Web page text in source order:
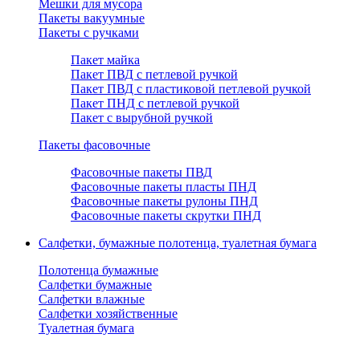
Мешки для мусора
Пакеты вакуумные
Пакеты с ручками
Пакет майка
Пакет ПВД с петлевой ручкой
Пакет ПВД с пластиковой петлевой ручкой
Пакет ПНД с петлевой ручкой
Пакет с вырубной ручкой
Пакеты фасовочные
Фасовочные пакеты ПВД
Фасовочные пакеты пласты ПНД
Фасовочные пакеты рулоны ПНД
Фасовочные пакеты скрутки ПНД
Салфетки, бумажные полотенца, туалетная бумага
Полотенца бумажные
Салфетки бумажные
Салфетки влажные
Салфетки хозяйственные
Туалетная бумага